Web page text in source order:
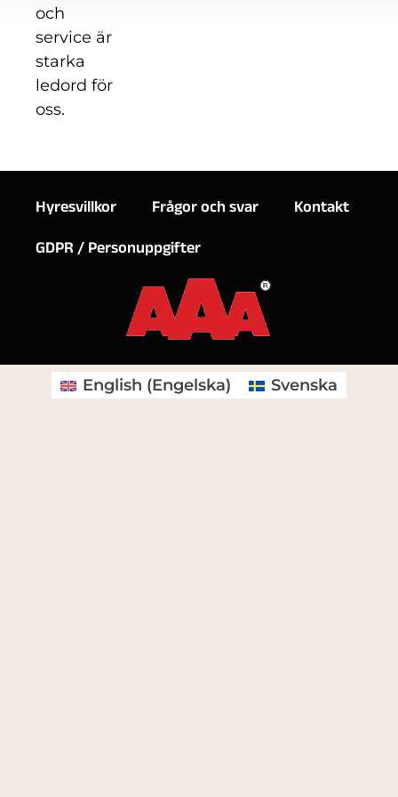
och
service är
starka
ledord för
oss.
Hyresvillkor Frågor och svar
Kontakt
GDPR / Personuppgifter
English (Engelska) Svenska